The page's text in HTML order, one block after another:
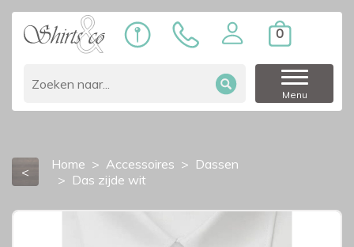
0
Menu
< Home Accessoires
Dassen
Das zijde wit